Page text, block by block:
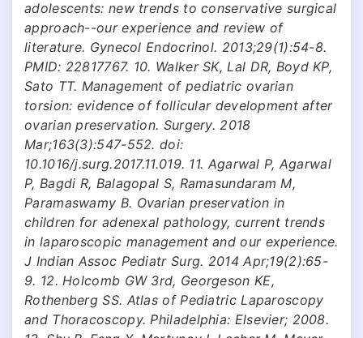
adolescents: new trends to conservative surgical
approach--our experience and review of
literature. Gynecol Endocrinol. 2013;29(1):54-8.
PMID: 22817767. 10. Walker SK, Lal DR, Boyd KP,
Sato TT. Management of pediatric ovarian
torsion: evidence of follicular development after
ovarian preservation. Surgery. 2018
Mar;163(3):547-552. doi:
10.1016/j.surg.2017.11.019. 11. Agarwal P, Agarwal
P, Bagdi R, Balagopal S, Ramasundaram M,
Paramaswamy B. Ovarian preservation in
children for adenexal pathology, current trends
in laparoscopic management and our experience.
J Indian Assoc Pediatr Surg. 2014 Apr;19(2):65-
9. 12. Holcomb GW 3rd, Georgeson KE,
Rothenberg SS. Atlas of Pediatric Laparoscopy
and Thoracoscopy. Philadelphia: Elsevier; 2008.